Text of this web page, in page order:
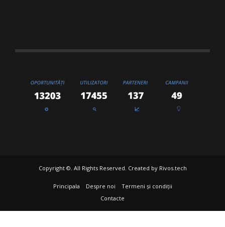
Copyright ©. All Rights Reserved. Created by Rivos.tech
Principala Despre noi
Termeni și condiții
Contacte